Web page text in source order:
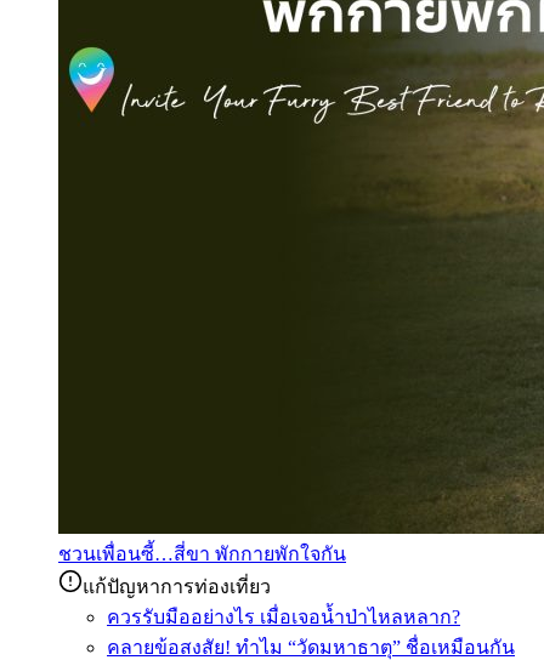
ชวนเพื่อนซี้…สี่ขา พักกายพักใจกัน
แก้ปัญหาการท่องเที่ยว
ควรรับมืออย่างไร เมื่อเจอน้ำป่าไหลหลาก?
คลายข้อสงสัย! ทำไม “วัดมหาธาตุ” ชื่อเหมือนกัน